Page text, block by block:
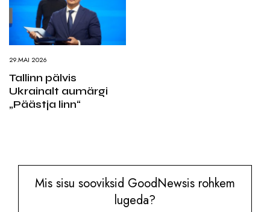
29.MAI 2026
Tallinn pälvis
Ukrainalt aumärgi
„Päästja linn“
Mis sisu sooviksid GoodNewsis rohkem
lugeda?